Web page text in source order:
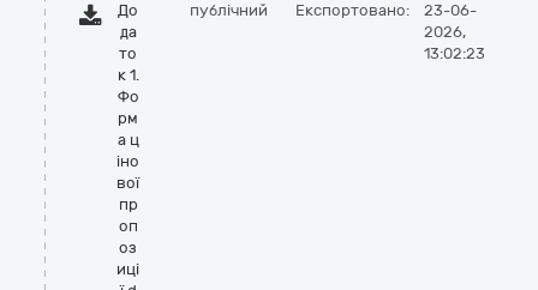
До
да
то
к 1.
Фо
рм
а ц
іно
вої
пр
оп
оз
иці
публічний Експортовано:
23-06-
2026,
13:02:23